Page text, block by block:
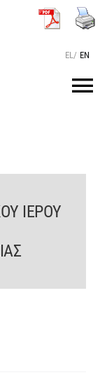
EL/ EN
ΙΕΡΟΥ